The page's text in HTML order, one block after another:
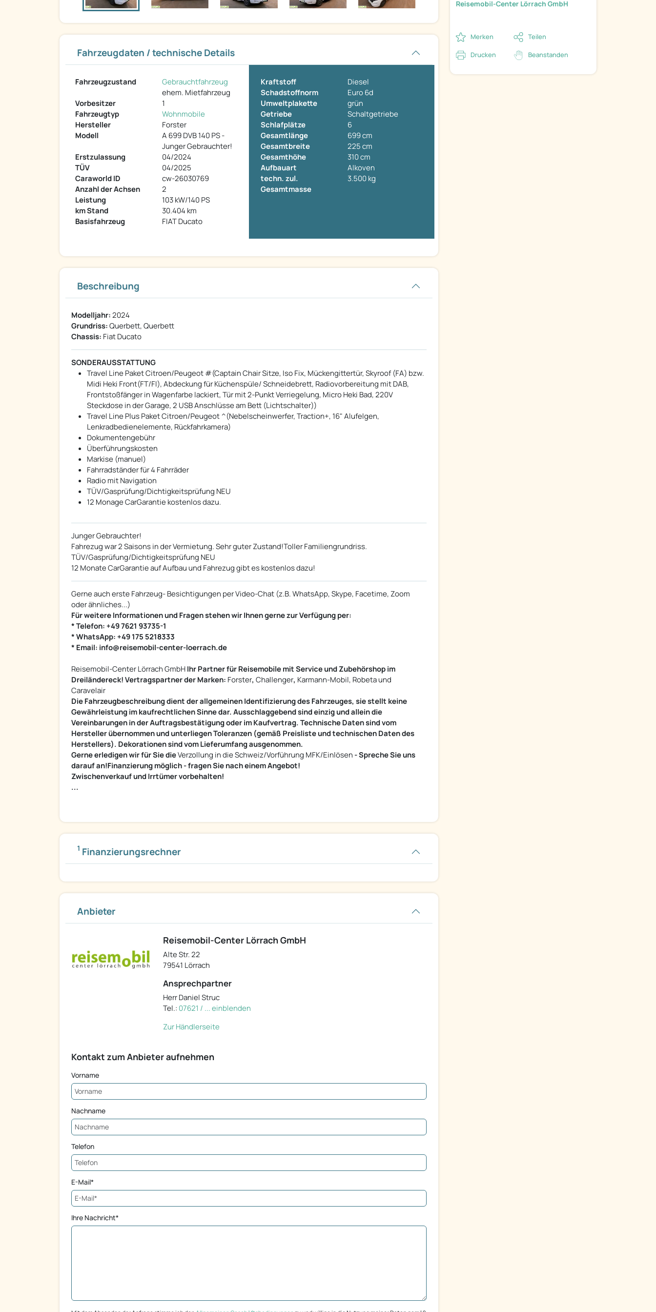
Fahrzeugdaten / technische Details
Fahrzeugzustand
Gebrauchtfahrzeug
ehem. Mietfahrzeug
Vorbesitzer
1
Fahrzeugtyp
Wohnmobile
Hersteller
Forster
Modell
A 699 DVB 140 PS -
Junger Gebrauchter!
Erstzulassung
04/2024
TÜV
04/2025
Caraworld ID
cw-26030769
Anzahl der Achsen
2
Leistung
103 kW/140 PS
km Stand
30.404 km
Basisfahrzeug
FIAT Ducato
Kraftstoff
Diesel
Schadstoffnorm
Euro 6d
Umweltplakette
grün
Getriebe
Schaltgetriebe
Schlafplätze
6
Gesamtlänge
699 cm
Gesamtbreite
225 cm
Gesamthöhe
310 cm
Aufbauart
Alkoven
techn. zul.
Gesamtmasse
3.500 kg
Beschreibung
Modelljahr:2024
Grundriss:Querbett, Querbett
Chassis: Fiat Ducato
SONDERAUSSTATTUNG
Travel Line Paket Citroen/Peugeot #(Captain Chair Sitze, Iso Fix, Mückengittertür, Skyroof (FA) bzw.
Midi Heki Front(FT/FI), Abdeckung für Küchenspüle/ Schneidebrett, Radiovorbereitung mit DAB,
Frontstoßfänger in Wagenfarbe lackiert, Tür mit 2-Punkt Verriegelung, Micro Heki Bad, 220V
Steckdose in der Garage, 2 USB Anschlüsse am Bett (Lichtschalter))
Travel Line Plus Paket Citroen/Peugeot ^(Nebelscheinwerfer, Traction+, 16" Alufelgen,
Lenkradbedienelemente, Rückfahrkamera)
Dokumentengebühr
Überführungskosten
Markise (manuel)
Fahrradständer für 4 Fahrräder
Radio mit Navigation
TÜV/Gasprüfung/Dichtigkeitsprüfung NEU
12 Monage CarGarantie kostenlos dazu.
Junger Gebrauchter!
Fahrezug war 2 Saisons in der Vermietung. Sehr guter Zustand!Toller Familiengrundriss.
TÜV/Gasprüfung/Dichtigkeitsprüfung NEU
12 Monate CarGarantie auf Aufbau und Fahrezug gibt es kostenlos dazu!
Gerne auch erste Fahrzeug- Besichtigungen per Video-Chat (z.B. WhatsApp, Skype, Facetime, Zoom
oder ähnliches...)
Für weitere Informationen und Fragen stehen wir Ihnen gerne zur Verfügung per:
* Telefon: +49 7621 93735-1
* WhatsApp: +49 175 5218333
* Email: info@reisemobil-center-loerrach.de
Reisemobil-Center Lörrach GmbHIhr Partner für Reisemobile mit Service und Zubehörshop im
Dreiländereck! Vertragspartner der Marken: Forster, Challenger, Karmann-Mobil, Robeta und
Caravelair
Die Fahrzeugbeschreibung dient der allgemeinen Identifizierung des Fahrzeuges, sie stellt keine
Gewährleistung im kaufrechtlichen Sinne dar. Ausschlaggebend sind einzig und allein die
Vereinbarungen in der Auftragsbestätigung oder im Kaufvertrag. Technische Daten sind vom
Hersteller übernommen und unterliegen Toleranzen (gemäß Preisliste und technischen Daten des
Herstellers). Dekorationen sind vom Lieferumfang ausgenommen.
Gerne erledigen wir für Sie dieVerzollung in die Schweiz/Vorführung MFK/Einlösen - Spreche Sie uns
darauf an!Finanzierung möglich - fragen Sie nach einem Angebot!
Zwischenverkauf und Irrtümer vorbehalten!
...
1 Finanzierungsrechner
Anbieter
Reisemobil-Center Lörrach GmbH
Alte Str. 22
79541 Lörrach
Ansprechpartner
Herr Daniel Struc
Tel.: 07621 / ... einblenden
Zur Händlerseite
Kontakt zum Anbieter aufnehmen
Vorname
Nachname
Telefon
E-Mail*
Ihre Nachricht*
Reisemobil-Center Lörrach GmbH
Merken Teilen
Drucken Beanstanden